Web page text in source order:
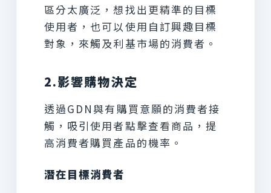
區分太廣泛，想找出更精準的目標
使用者，也可以使用自訂興趣目標
對象，來觸及利基市場的消費者。
2.影響購物決定
透過GDN與有購買意願的消費者接
觸，吸引使用者點擊查看商品，提
高消費者購買產品的機率。
潛在目標消費者